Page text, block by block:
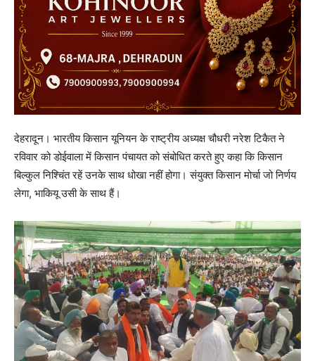
देहरादून। भारतीय किसान यूनियन के राष्ट्रीय अध्यक्ष चौधरी नरेश टिकैत ने
रविवार को डोईवाला में किसान पंचायत को संबोधित करते हुए कहा कि किसान
बिल्कुल निश्चिंत रहें उनके साथ धोखा नहीं होगा। संयुक्त किसान मोर्चा जो निर्णय
लेगा, भाकियू उसी के साथ हैं।